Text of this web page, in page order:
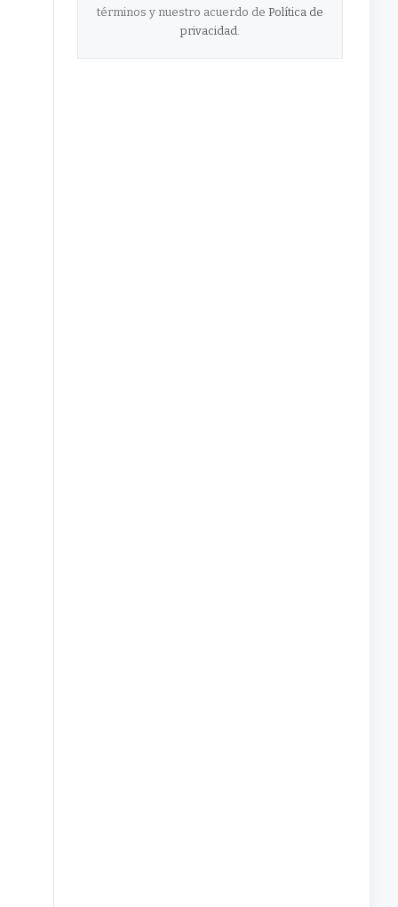
términos y nuestro acuerdo de Política de
privacidad.